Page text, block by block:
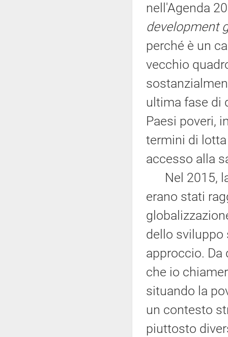
nell'Agenda
development
perché è un
vecchio
ultima fase di
Paesi poveri,
termini di
accesso alla
Nel 2015, la
erano stati
dello sviluppo
approccio. Da
che io
situando la
un contesto
piuttosto